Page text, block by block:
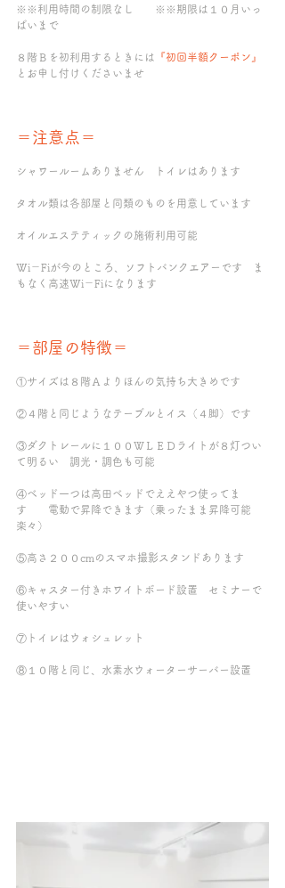
※※利用時間の制限なし　　※※期限は１０月いっ
ぱいまで
８階Ｂを初利用するときには
『初回半額クーポン』
とお申し付けくださいませ
＝注意点＝
シャワールームありません　トイレはあります
タオル類は各部屋と同類のものを用意しています
オイルエステティックの施術利用可能
Wi－Fiが今のところ、ソフトバンクエアーです　ま
もなく高速Wi－Fiになります
＝部屋の特徴＝
①サイズは８階Ａよりほんの気持ち大きめです
②４階と同じようなテーブルとイス（４脚）です
③ダクトレールに１００ＷＬＥＤライトが８灯つい
て明るい　調光・調色も可能
④ベッド一つは高田ベッドでええやつ使ってま
す　　電動で昇降できます（乗ったまま昇降可能
楽々）
⑤高さ２００cmのスマホ撮影スタンドあります
⑥キャスター付きホワイトボード設置　セミナーで
使いやすい
⑦トイレはウォシュレット
⑧１０階と同じ、水素水ウォーターサーバー設置